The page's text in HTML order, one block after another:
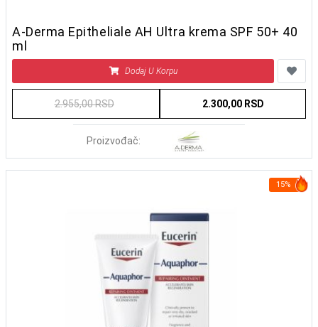
A-Derma Epitheliale AH Ultra krema SPF 50+ 40
ml
Dodaj U Korpu
2.955,00 RSD 2.300,00 RSD
Proizvođač:
15%